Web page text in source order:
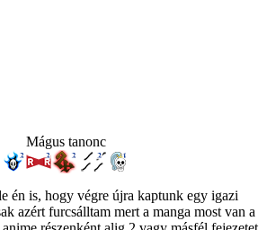
Mágus tanonc
én is, hogy végre újra kaptunk egy igazi
azért furcsálltam mert a manga most van a